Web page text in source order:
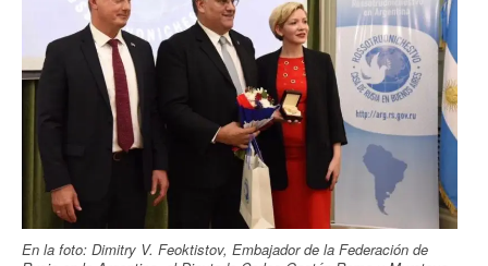
En la foto: Dimitry V. Feoktistov, Embajador de la Federación de